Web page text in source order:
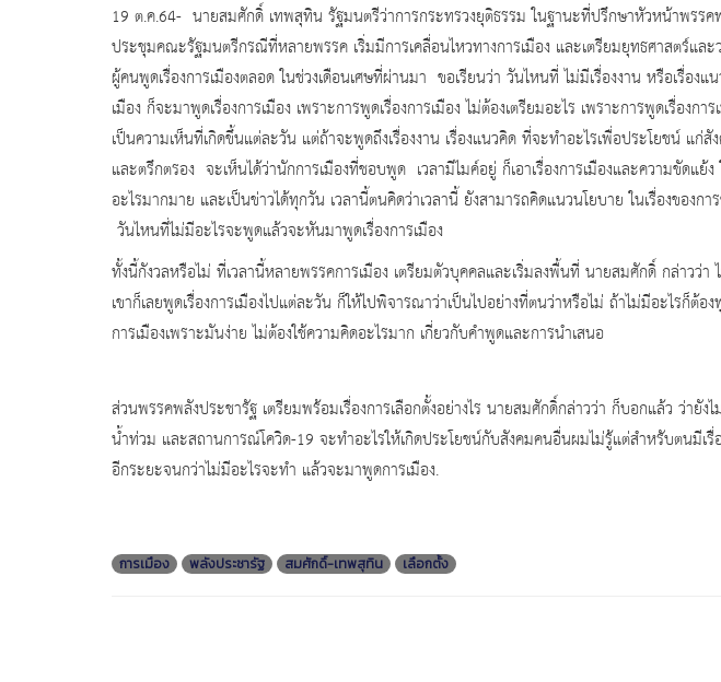
19 ต.ค.64- นายสมศักดิ์ เทพสุทิน รัฐมนตรีว่าการกระทรวงยุติธรรม ในฐานะที่ปรึกษาหัวหน้าพรร
ประชุมคณะรัฐมนตรีกรณีที่หลายพรรค เริ่มมีการเคลื่อนไหวทางการเมือง และเตรียมยุทธศาสตร์และ
ผู้คนพูดเรื่องการเมืองตลอด ในช่วงเดือนเศษที่ผ่านมา ขอเรียนว่า วันไหนที่ ไม่มีเรื่องงาน หรือเรื่อ
เมือง ก็จะมาพูดเรื่องการเมือง เพราะการพูดเรื่องการเมือง ไม่ต้องเตรียมอะไร เพราะการพูดเรื่องกา
เป็นความเห็นที่เกิดขึ้นแต่ละวัน แต่ถ้าจะพูดถึงเรื่องงาน เรื่องแนวคิด ที่จะทำอะไรเพื่อประโยชน์ แก่สั
และตรึกตรอง จะเห็นได้ว่านักการเมืองที่ชอบพูด เวลามีไมค์อยู่ ก็เอาเรื่องการเมืองและความขัดแย้
อะไรมากมาย และเป็นข่าวได้ทุกวัน เวลานี้ตนคิดว่าเวลานี้ ยังสามารถคิดแนวนโยบาย ในเรื่องของ
วันไหนที่ไม่มีอะไรจะพูดแล้วจะหันมาพูดเรื่องการเมือง
ทั้งนี้กังวลหรือไม่ ที่เวลานี้หลายพรรคการเมือง เตรียมตัวบุคคลและเริ่มลงพื้นที่ นายสมศักดิ์ กล่าวว่า
เขาก็เลยพูดเรื่องการเมืองไปแต่ละวัน ก็ให้ไปพิจารณาว่าเป็นไปอย่างที่ตนว่าหรือไม่ ถ้าไม่มีอะไรก็ต้อง
การเมืองเพราะมันง่าย ไม่ต้องใช้ความคิดอะไรมาก เกี่ยวกับคำพูดและการนำเสนอ
ส่วนพรรคพลังประชารัฐ เตรียมพร้อมเรื่องการเลือกตั้งอย่างไร นายสมศักดิ์กล่าวว่า ก็บอกแล้ว ว่ายัง
น้ำท่วม และสถานการณ์โควิด-19 จะทำอะไรให้เกิดประโยชน์กับสังคมคนอื่นผมไม่รู้แต่สำหรับตนมีเ
อีกระยะจนกว่าไม่มีอะไรจะทำ แล้วจะมาพูดการเมือง.
การเมือง พลังประชารัฐ สมศักดิ์-เทพสุทิน เลือกตั้ง